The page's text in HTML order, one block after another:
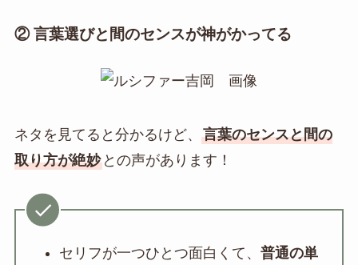
② 言葉選びと間のセンスが神がかってる
ネタを見てると分かるけど、 言葉のセンスと間の
取り方が絶妙との声があります！
セリフが一つひとつ面白くて、 普通の単